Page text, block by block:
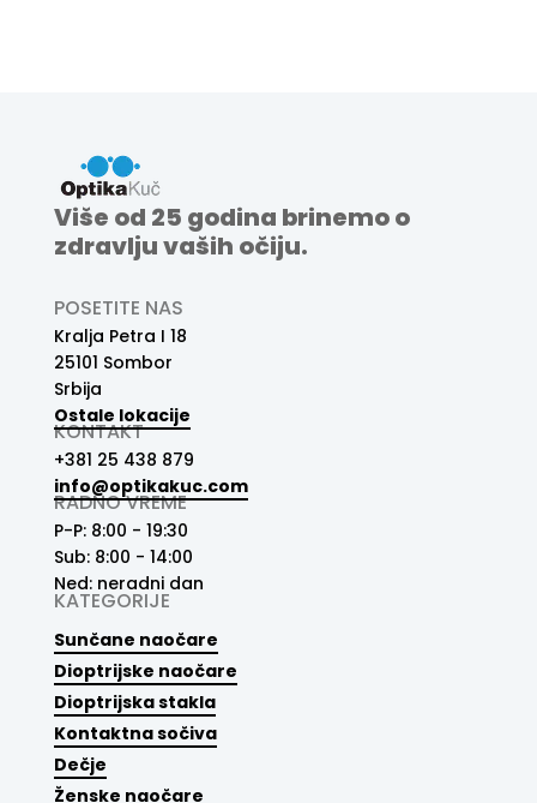
Više od 25 godina brinemo o
zdravlju vaših očiju.
POSETITE NAS
Kralja Petra I 18
25101 Sombor
Srbija
Ostale lokacije
KONTAKT
+381 25 438 879
info@optikakuc.com
RADNO VREME
P-P: 8:00 - 19:30
Sub: 8:00 - 14:00
Ned: neradni dan
KATEGORIJE
Sunčane naočare
Dioptrijske naočare
Dioptrijska stakla
Kontaktna sočiva
Dečje
Ženske naočare